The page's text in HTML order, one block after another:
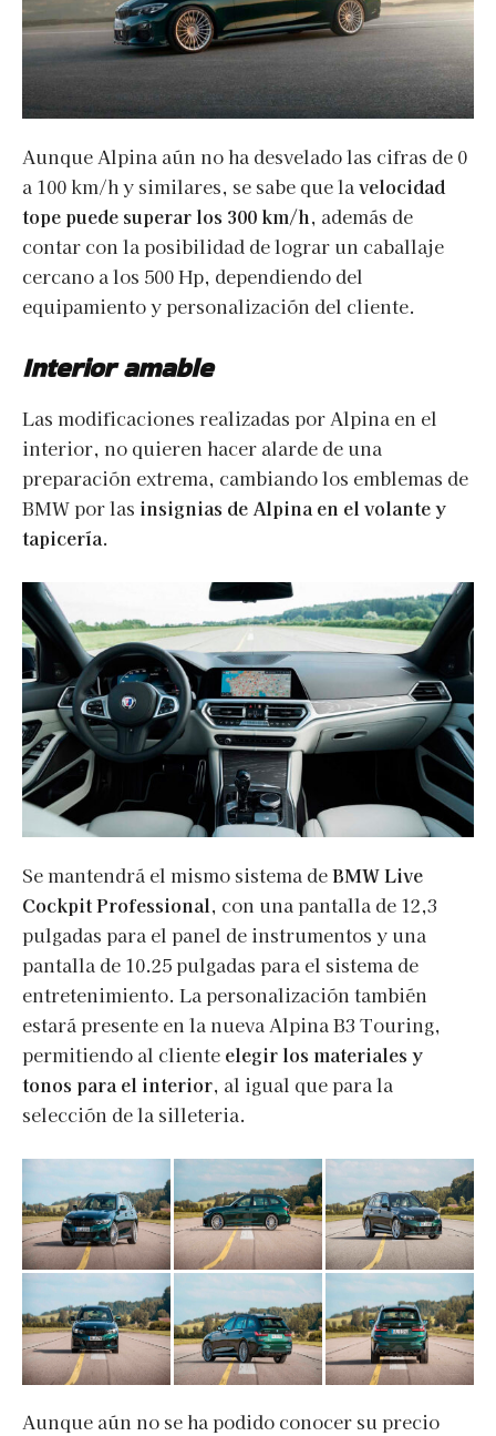
Aunque Alpina aún no ha desvelado las cifras de 0
a 100 km/h y similares, se sabe que lavelocidad
tope puede superar los 300 km/h, además de
contar con la posibilidad de lograr un caballaje
cercano a los 500 Hp, dependiendo del
equipamiento y personalización del cliente.
Interior amable
Las modificaciones realizadas por Alpina en el
interior, no quieren hacer alarde de una
preparación extrema, cambiando los emblemas de
BMW por las insignias de Alpina en el volante y
tapicería.
Se mantendrá el mismo sistema deBMW Live
Cockpit Professional, con una pantalla de 12,3
pulgadas para el panel de instrumentos y una
pantalla de 10.25 pulgadas para el sistema de
entretenimiento. La personalización también
estará presente en la nueva Alpina B3 Touring,
permitiendo al cliente elegir los materiales y
tonos para el interior, al igual que para la
selección de la silleteria.
Aunque aún no se ha podido conocer su precio